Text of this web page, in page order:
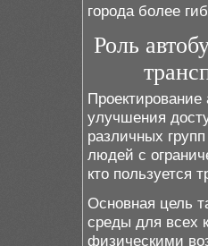
города более
Роль
улучшения
различных
людей с
кто пользуется
Основная цель
среды для всех
физическими